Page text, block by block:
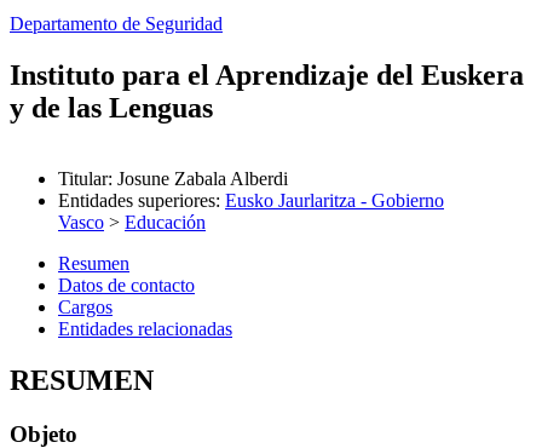
Departamento de Seguridad
Instituto para el Aprendizaje del Euskera
y de las Lenguas
Titular: Josune Zabala Alberdi
Entidades superiores: Eusko Jaurlaritza - Gobierno
Vasco > Educación
Resumen
Datos de contacto
Cargos
Entidades relacionadas
RESUMEN
Objeto